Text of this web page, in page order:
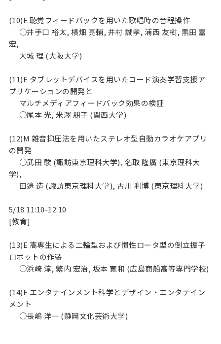
(10)E 聴覚フィードバックを用いた歌唱時の音程操作
宏,
(11)E タブレットデバイスを用いたコード演奏学習支援ア
プリケーションの開発と
(12)M 雑音抑圧法を用いたステレオ型自動カラオケアプリ
の開発
学),
5/18 11:10-12:10
[教育]
(13)E 高専生による二輪型および慣性ロータ型の倒立振子
ロボットの作製
(14)E エンタテインメント科学とデザイン・エンタテイン
メント